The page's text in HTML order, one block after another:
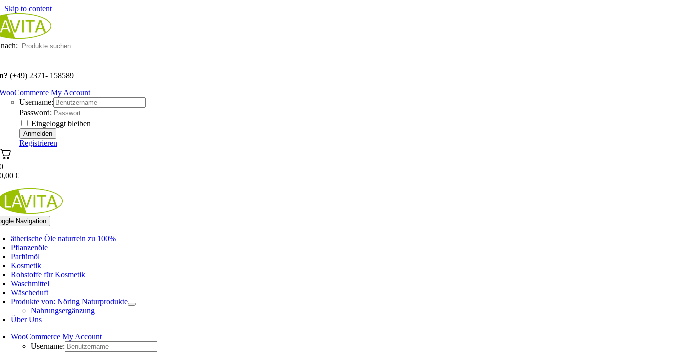
Skip to content
(+49) 2371- 158589
My Account
Username:
Password:
Eingeloggt bleiben
Registrieren
€
Navigation
ätherische Öle naturrein zu 100%
Pflanzenöle
Parfümöl
Kosmetik
Rohstoffe für Kosmetik
Waschmittel
Wäscheduft
Produkte von: Nöring Naturprodukte
Nahrungsergänzung
Über Uns
WooCommerce My Account
Username: